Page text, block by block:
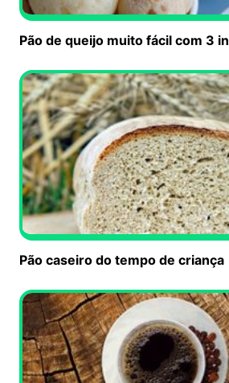
Pão de queijo muito fácil com 3
Pão caseiro do tempo de criança